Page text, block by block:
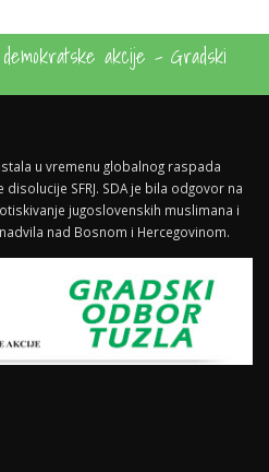
akcije - Gradski
u vremenu globalnog raspada
SFRJ. SDA je bila odgovor na
jugoslovenskih muslimana i
nad Bosnom i Hercegovinom.